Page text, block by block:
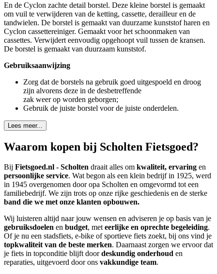
En de Cyclon zachte detail borstel. Deze kleine borstel is gemaakt
om vuil te verwijderen van de ketting, cassette, derailleur en de
tandwielen. De borstel is gemaakt van duurzame kunststof haren en
Cyclon cassettereiniger. Gemaakt voor het schoonmaken van
cassettes. Verwijdert eenvoudig opgehoopt vuil tussen de kransen.
De borstel is gemaakt van duurzaam kunststof.
Gebruiksaanwijzing
Zorg dat de borstels na gebruik goed uitgespoeld en droog
zijn alvorens deze in de desbetreffende
zak weer op worden geborgen;
Gebruik de juiste borstel voor de juiste onderdelen.
Lees meer...
Waarom kopen bij Scholten Fietsgoed?
Bij Fietsgoed.nl - Scholten draait alles om kwaliteit, ervaring en
persoonlijke service. Wat begon als een klein bedrijf in 1925, werd
in 1945 overgenomen door opa Scholten en omgevormd tot een
familiebedrijf. We zijn trots op onze rijke geschiedenis en de sterke
band die we met onze klanten opbouwen.
Wij luisteren altijd naar jouw wensen en adviseren je op basis van je
gebruiksdoelen en budget, meteerlijke en oprechte begeleiding.
Of je nu een stadsfiets, e-bike of sportieve fiets zoekt, bij ons vind je
topkwaliteit van de beste merken. Daarnaast zorgen we ervoor dat
je fiets in topconditie blijft doordeskundig onderhoud en
reparaties, uitgevoerd door ons vakkundige team.